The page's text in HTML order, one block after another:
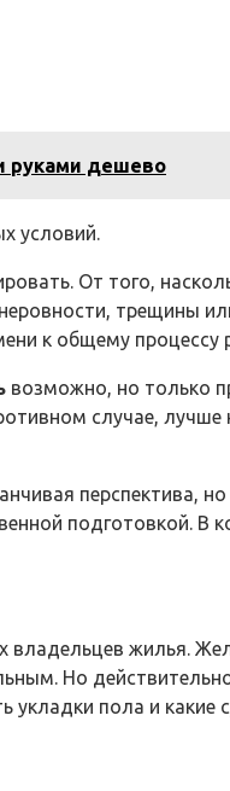
руками дешево
условий.
От того,
к общему процессу
возможно, но только
случае,
перспектива,
подготовкой.
жилья.
Но
пола и